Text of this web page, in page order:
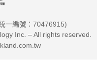
常值得學習與討論。
一編號：70476915)
Inc. – All rights reserved.